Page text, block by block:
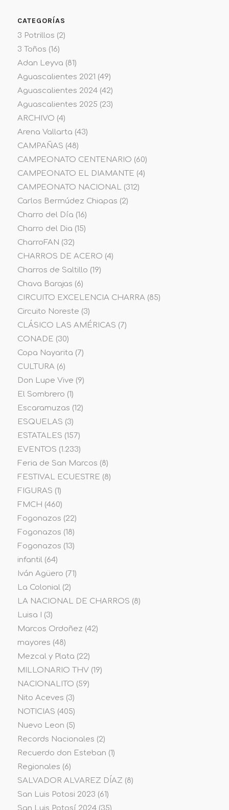
CATEGORÍAS
3 Potrillos (2)
3 Toños (16)
Adan Leyva (81)
Aguascalientes 2021 (49)
Aguascalientes 2024(42)
Aguascalientes 2025 (23)
ARCHIVO (4)
Arena Vallarta (43)
CAMPAÑAS (48)
CAMPEONATO CENTENARIO (60)
CAMPEONATO EL DIAMANTE (4)
CAMPEONATO NACIONAL(312)
Carlos Bermúdez Chiapas (2)
Charro del Día (16)
Charro del Dia (15)
CharroFAN (32)
CHARROS DE ACERO (4)
Charros de Saltillo (19)
Chava Barajas (6)
CIRCUITO EXCELENCIA CHARRA(85)
Circuito Noreste (3)
CLÁSICO LAS AMÉRICAS (7)
CONADE (30)
Copa Nayarita (7)
CULTURA(6)
Don Lupe Vive (9)
El Sombrero (1)
Escaramuzas (12)
ESQUELAS (3)
ESTATALES (157)
EVENTOS (1.233)
Feria de San Marcos (8)
FESTIVAL ECUESTRE (8)
FIGURAS (1)
FMCH (460)
Fogonazos (22)
Fogonazos (18)
Fogonazos (13)
infantil(64)
Iván Agüero (71)
La Colonial(2)
LA NACIONAL DE CHARROS (8)
Luisa I
(3)
Marcos Ordoñez (42)
mayores (48)
Mezcal y Plata (22)
MILLONARIO THV(19)
NACIONALITO (59)
Nito Aceves (3)
NOTICIAS (405)
Nuevo Leon (5)
Records Nacionales (2)
Recuerdo don Esteban (1)
Regionales (6)
SALVADOR ALVAREZ DÍAZ (8)
San Luis Potosi 2023 (61)
San Luis Potosí 2024(35)